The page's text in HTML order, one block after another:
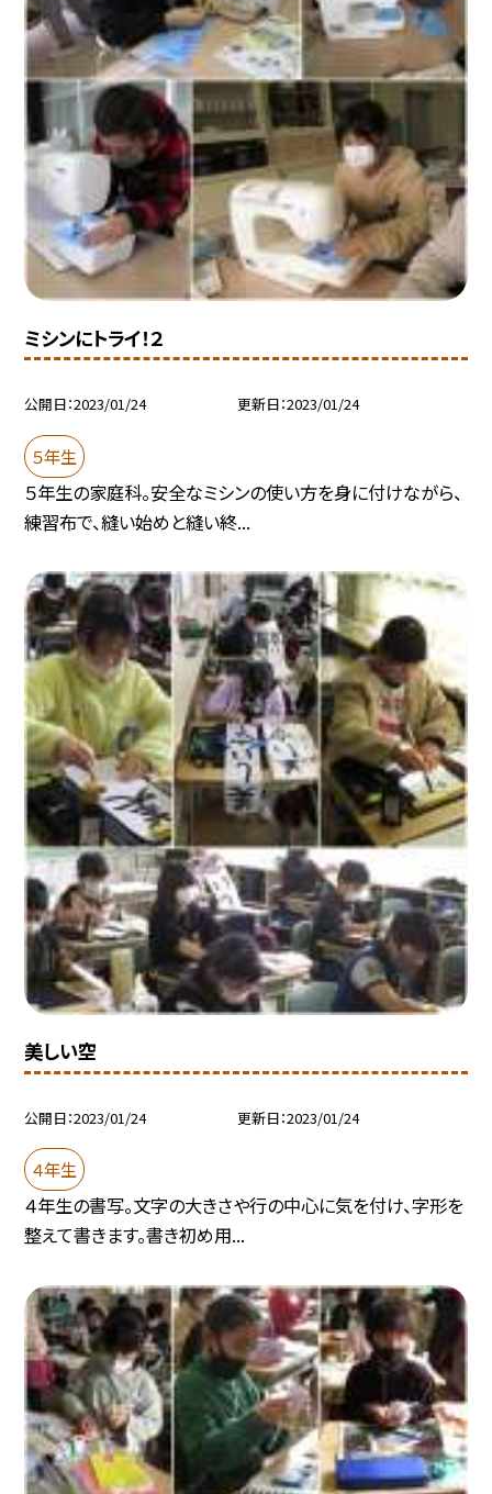
ミシンにトライ！２
公開日 2023/01/24 更新日 2023/01/24
５年生
５年生の家庭科。安全なミシンの使い方を身に付けながら、
練習布で、縫い始めと縫い終...
美しい空
公開日 2023/01/24 更新日 2023/01/24
４年生
４年生の書写。文字の大きさや行の中心に気を付け、字形を
整えて書きます。書き初め用...